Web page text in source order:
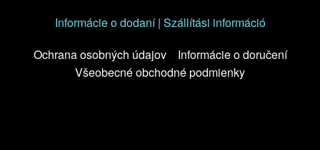
Informácie o dodaní | Szállítási információ
Ochrana osobných údajov
Informácie o doručení
Všeobecné obchodné podmienky